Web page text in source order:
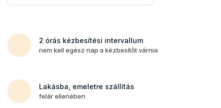
2 órás kézbesítési intervallum
nem kell egész nap a kézbesítőt várnia
Lakásba, emeletre szállítás
felár ellenében